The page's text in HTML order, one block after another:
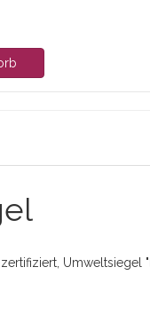
Umweltsiegel